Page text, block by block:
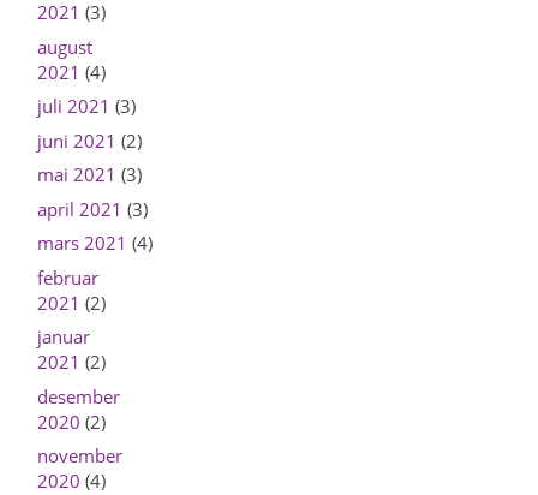
2021 (3)
august
2021 (4)
juli 2021 (3)
juni 2021 (2)
mai 2021 (3)
april 2021 (3)
mars 2021 (4)
februar
2021 (2)
januar
2021 (2)
desember
2020 (2)
november
2020 (4)